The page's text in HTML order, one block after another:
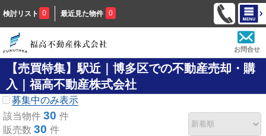
検討リスト 0 最近見た物件 0
お問合せ
【売買特集】駅近｜博多区での不動産売却・購
入｜福高不動産株式会社
募集中のみ表示
該当物件 30 件
販売数 30 件